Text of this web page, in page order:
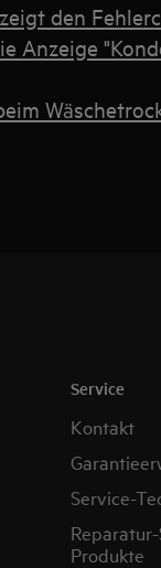
den
Anzeige
Service
Kontakt
Service-
Produkte